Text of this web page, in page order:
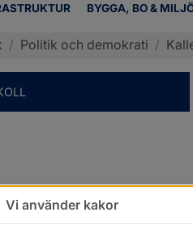
BYGGA, BO &
/ Politik och demokrati /
Vi använder kakor